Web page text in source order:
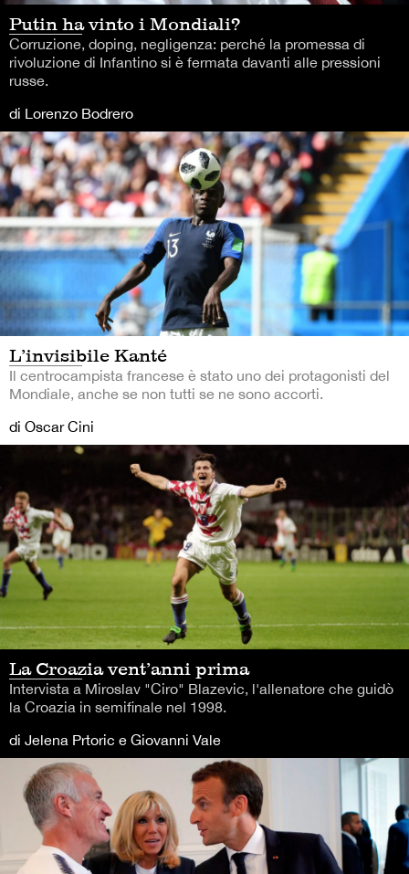
Putin ha vinto i Mondiali?
Corruzione, doping, negligenza: perché la promessa di
rivoluzione di Infantino si è fermata davanti alle pressioni
russe.
di Lorenzo Bodrero
L’invisibile Kanté
Il centrocampista francese è stato uno dei protagonisti del
Mondiale, anche se non tutti se ne sono accorti.
di Oscar Cini
La Croazia vent’anni prima
Intervista a Miroslav "Ciro" Blazevic, l'allenatore che guidò
la Croazia in semifinale nel 1998.
di Jelena Prtoric e Giovanni Vale